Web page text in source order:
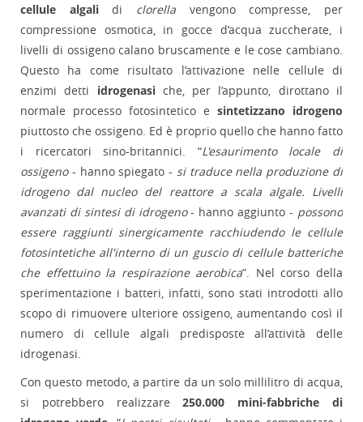
cellule algalidi clorella vengono compresse, per
compressione osmotica, in gocce d’acqua zuccherate, i
livelli di ossigeno calano bruscamente e le cose cambiano.
Questo ha come risultato l’attivazione nelle cellule di
enzimi detti idrogenasiche, per l’appunto, dirottano il
normale processo fotosintetico e sintetizzano idrogeno
piuttosto che ossigeno. Ed è proprio quello che hanno fatto
i ricercatori sino-britannici. “L'esaurimento locale di
ossigeno - hanno spiegato - si traduce nella produzione di
idrogeno dal nucleo del reattore a scala algale. Livelli
avanzati di sintesi di idrogeno- hanno aggiunto - possono
essere raggiunti sinergicamente racchiudendo le cellule
fotosintetiche all'interno di un guscio di cellule batteriche
che effettuino la respirazione aerobica”. Nel corso della
sperimentazione i batteri, infatti, sono stati introdotti allo
scopo di rimuovere ulteriore ossigeno, aumentando così il
numero di cellule algali predisposte all’attività delle
idrogenasi.
Con questo metodo, a partire da un solo millilitro di acqua,
si potrebbero realizzare250.000 mini-fabbriche di